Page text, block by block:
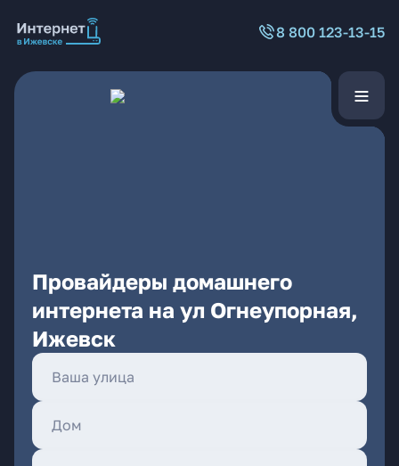
8 800 123-13-15
Провайдеры домашнего
интернета на ул Огнеупорная,
Ижевск